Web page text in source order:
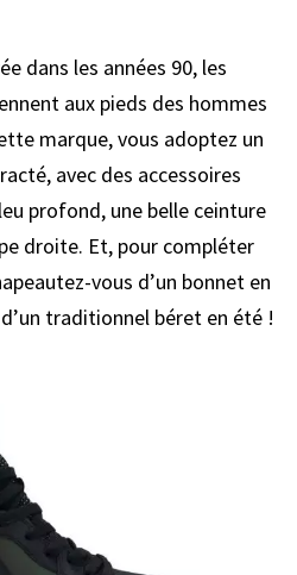
dans les années 90, les
aux pieds des hommes
marque, vous adoptez un
avec des accessoires
profond, une belle ceinture
droite. Et, pour compléter
vous d’un bonnet en
traditionnel béret en été !